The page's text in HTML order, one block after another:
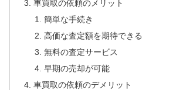
車買取の依頼のメリット
簡単な手続き
高価な査定額を期待できる
無料の査定サービス
早期の売却が可能
車買取の依頼のデメリット